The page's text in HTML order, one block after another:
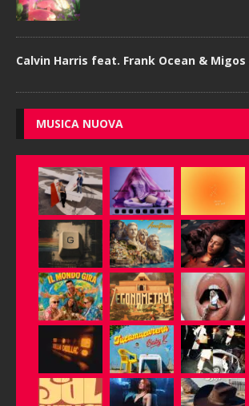
Calvin Harris feat. Frank Ocean & Migos
MUSICA NUOVA